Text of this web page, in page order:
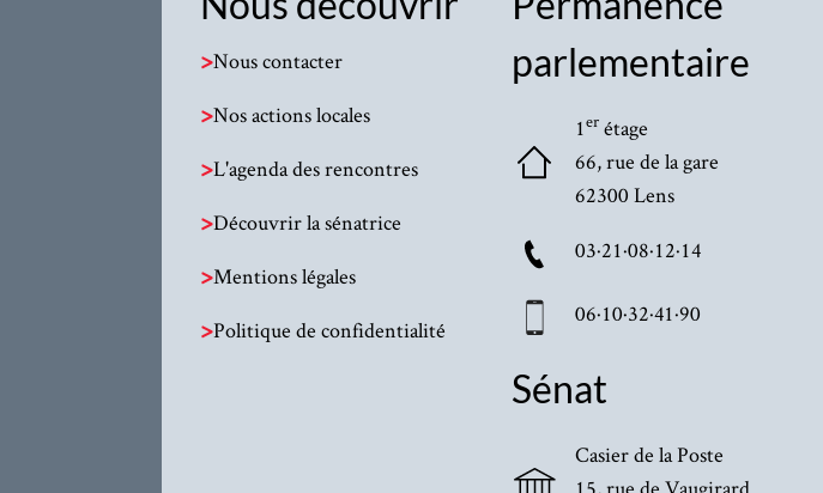
>Nous contacter
>Nos actions locales
>L'agenda des rencontres
>Découvrir la sénatrice
>Mentions légales
>Politique de confidentialité
parlementaire
1er étage
66, rue de la gare
62300 Lens
03·21·08·12·14
06·10·32·41·90
Sénat
Casier de la Poste